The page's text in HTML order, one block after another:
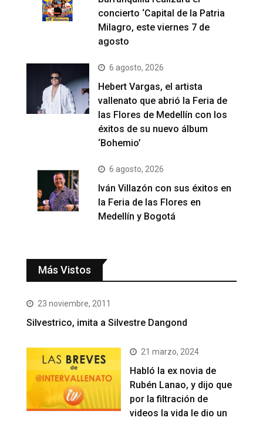
concierto ‘Capital de la Patria
Milagro, este viernes 7 de
agosto
6 agosto, 2026
Hebert Vargas, el artista
vallenato que abrió la Feria de
las Flores de Medellín con los
éxitos de su nuevo álbum
‘Bohemio’
6 agosto, 2026
Iván Villazón con sus éxitos en
la Feria de las Flores en
Medellín y Bogotá
Más Vistos
23 noviembre, 2011
Silvestrico, imita a Silvestre Dangond
21 marzo, 2024
Habló la ex novia de
Rubén Lanao, y dijo que
por la filtración de
videos la vida le dio un